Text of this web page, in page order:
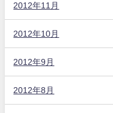
2012年11月
2012年10月
2012年9月
2012年8月